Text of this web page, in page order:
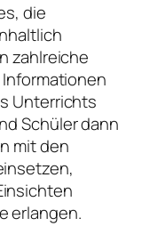
die
zahlreiche
Unterrichts
Schüler dann
mit den
erlangen.